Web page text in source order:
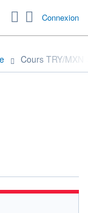
Connexion
Cours TRY/MXN